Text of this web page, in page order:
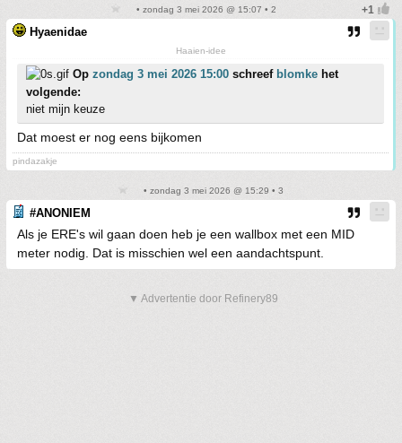
• zondag 3 mei 2026 @ 15:07 • 2
Hyaenidae
Haaien-idee
Op zondag 3 mei 2026 15:00 schreef blomke het
volgende:
niet mijn keuze
Dat moest er nog eens bijkomen
pindazakje
• zondag 3 mei 2026 @ 15:29 • 3
#ANONIEM
Als je ERE's wil gaan doen heb je een wallbox met een MID
meter nodig. Dat is misschien wel een aandachtspunt.
▼ Advertentie door Refinery89